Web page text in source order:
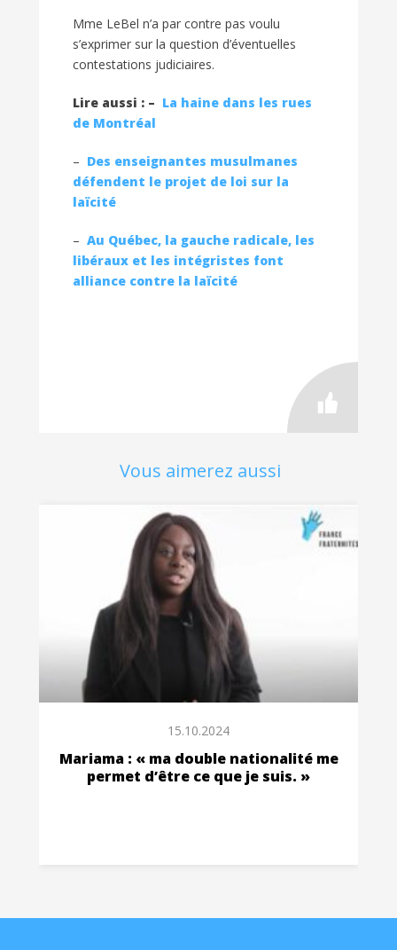
Mme LeBel n’a par contre pas voulu
s’exprimer sur la question d’éventuelles
contestations judiciaires.
Lire aussi : – La haine dans les rues
de Montréal
– Des enseignantes musulmanes
défendent le projet de loi sur la
laïcité
– Au Québec, la gauche radicale, les
libéraux et les intégristes font
alliance contre la laïcité
Vous aimerez aussi
15.10.2024
Mariama : « ma double nationalité me
permet d’être ce que je suis. »